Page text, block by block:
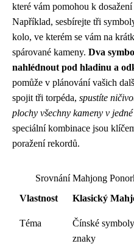
které vám pomohou k
Například, sesbírejte tři
kolo, ve kterém se vám na
spárované kameny. Dva
nahlédnout pod hladinu a
pomůže v plánování vašich
spojit tři torpéda, spustíte
plochy všechny kameny v
speciální kombinace jsou
poražení rekordů.
Srovnání Mahjong
Vlastnost
Klasický
Téma
Čínské
znaky